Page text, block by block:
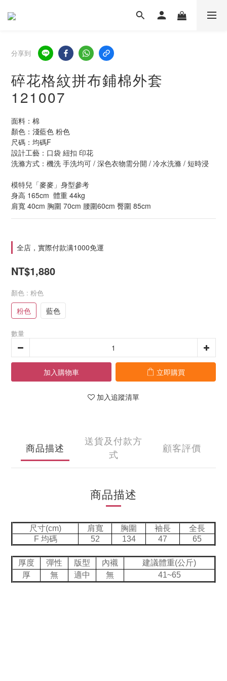
分享到
碎花格紋拼布鋪棉外套
121007
面料：棉
顏色：淺藍色 粉色
尺碼：均碼F
設計工藝：口袋 紐扣 印花
洗滌方式：機洗 手洗均可 / 深色衣物需分開 / 冷水洗滌 / 短時浸
模特兒「麥麥」身型參考
身高 165cm  體重 44kg
肩寬 40cm 胸圍 70cm 腰圍60cm 臀圍 85cm
全店，實際付款满1000免運
NT$1,880
顏色 : 粉色
粉色 藍色
數量
加入購物車 立即購買
加入追蹤清單
商品描述
送貨及付款方
式
顧客評價
商品描述
尺寸(cm) 肩寬 胸圍 袖長
全長
F 均碼
52 134 47 65
厚度 彈性 版型 內襯
建議體重(公斤)
厚
無 適中 無 41~65